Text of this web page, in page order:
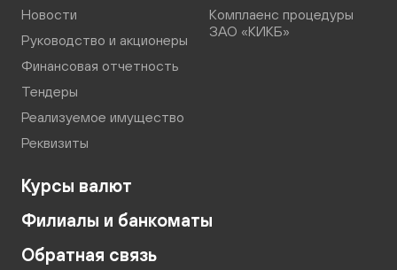
Новости
Руководство и акционеры
Финансовая отчетность
Тендеры
Реализуемое имущество
Реквизиты
Комплаенс процедуры
ЗАО «КИКБ»
Курсы валют
Филиалы и банкоматы
Обратная связь